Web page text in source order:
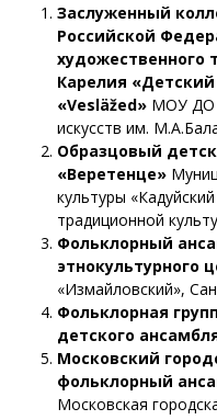
Заслуженный
Российской
художественного
Карелия
«Vesläžed» МОУ ДО
искусств им.
Образцовый
«Веретенце»
культуры
традиционной
Фольклорный
этнокультурного
«Измайловский»,
Фольклорная
детского
Московский
фольклорный
Московская